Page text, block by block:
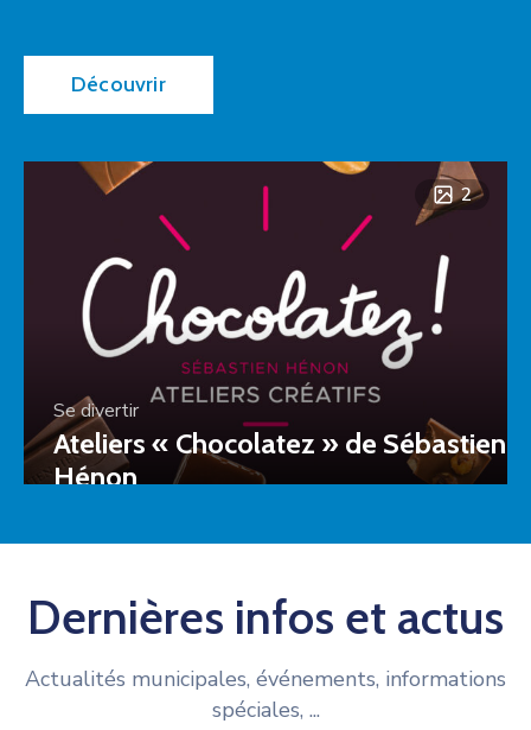
Découvrir
2
Se divertir
Ateliers « Chocolatez » de Sébastien
Hénon
Dernières infos et actus
Actualités municipales, événements, informations
spéciales, ...